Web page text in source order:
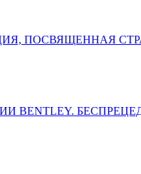
ПОСВЯЩЕННАЯ
BENTLEY.